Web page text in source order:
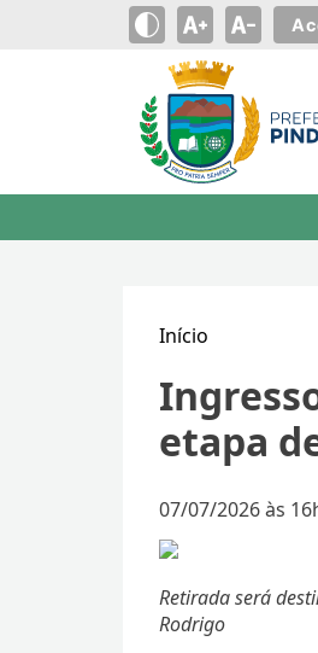
Início
etapa
07/07/2026 às
Retirada será
Rodrigo